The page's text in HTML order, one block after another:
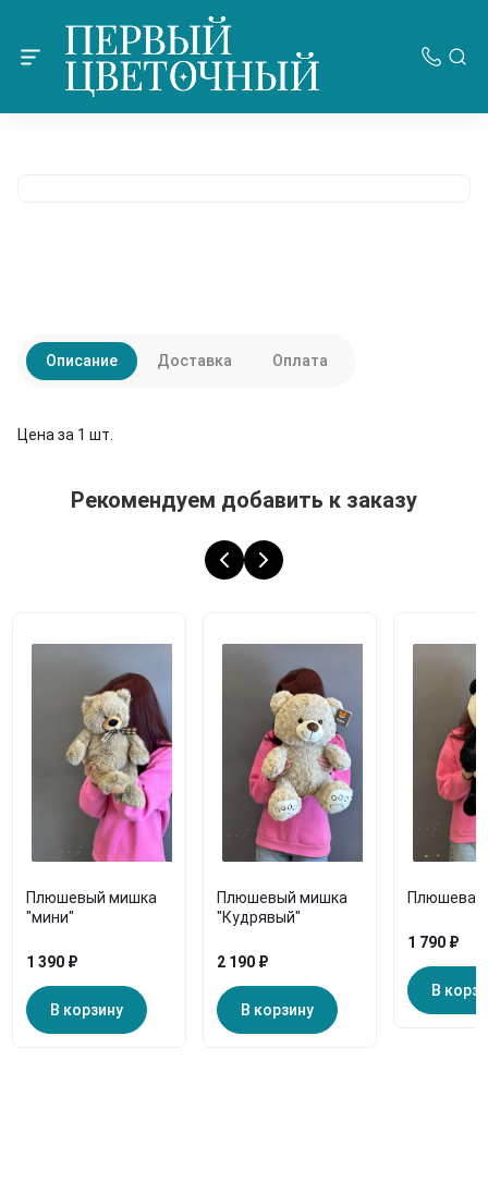
Описание
Цена за 1 шт.
Доставка Оплата
Рекомендуем добавить к заказу
Плюшевый мишка
"мини"
1 390 ₽
В корзину
Плюшевый мишка
"Кудрявый"
2 190 ₽
В корзину
Плюшевая
1 790 ₽
В